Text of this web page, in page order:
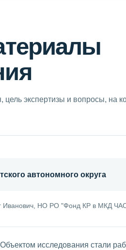
экспертизы и вопросы, на
автономного округа
Иванович, НО РО "Фонд КР в МКД
Объектом исследования стали